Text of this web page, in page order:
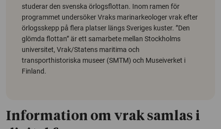
studerar den svenska örlogsflottan. Inom ramen för
programmet undersöker Vraks marinarkeologer vrak efter
örlogsskepp på flera platser längs Sveriges kuster. ”Den
glömda flottan” är ett samarbete mellan Stockholms
universitet, Vrak/Statens maritima och
transporthistoriska museer (SMTM) och Museiverket i
Finland.
Information om vrak samlas i